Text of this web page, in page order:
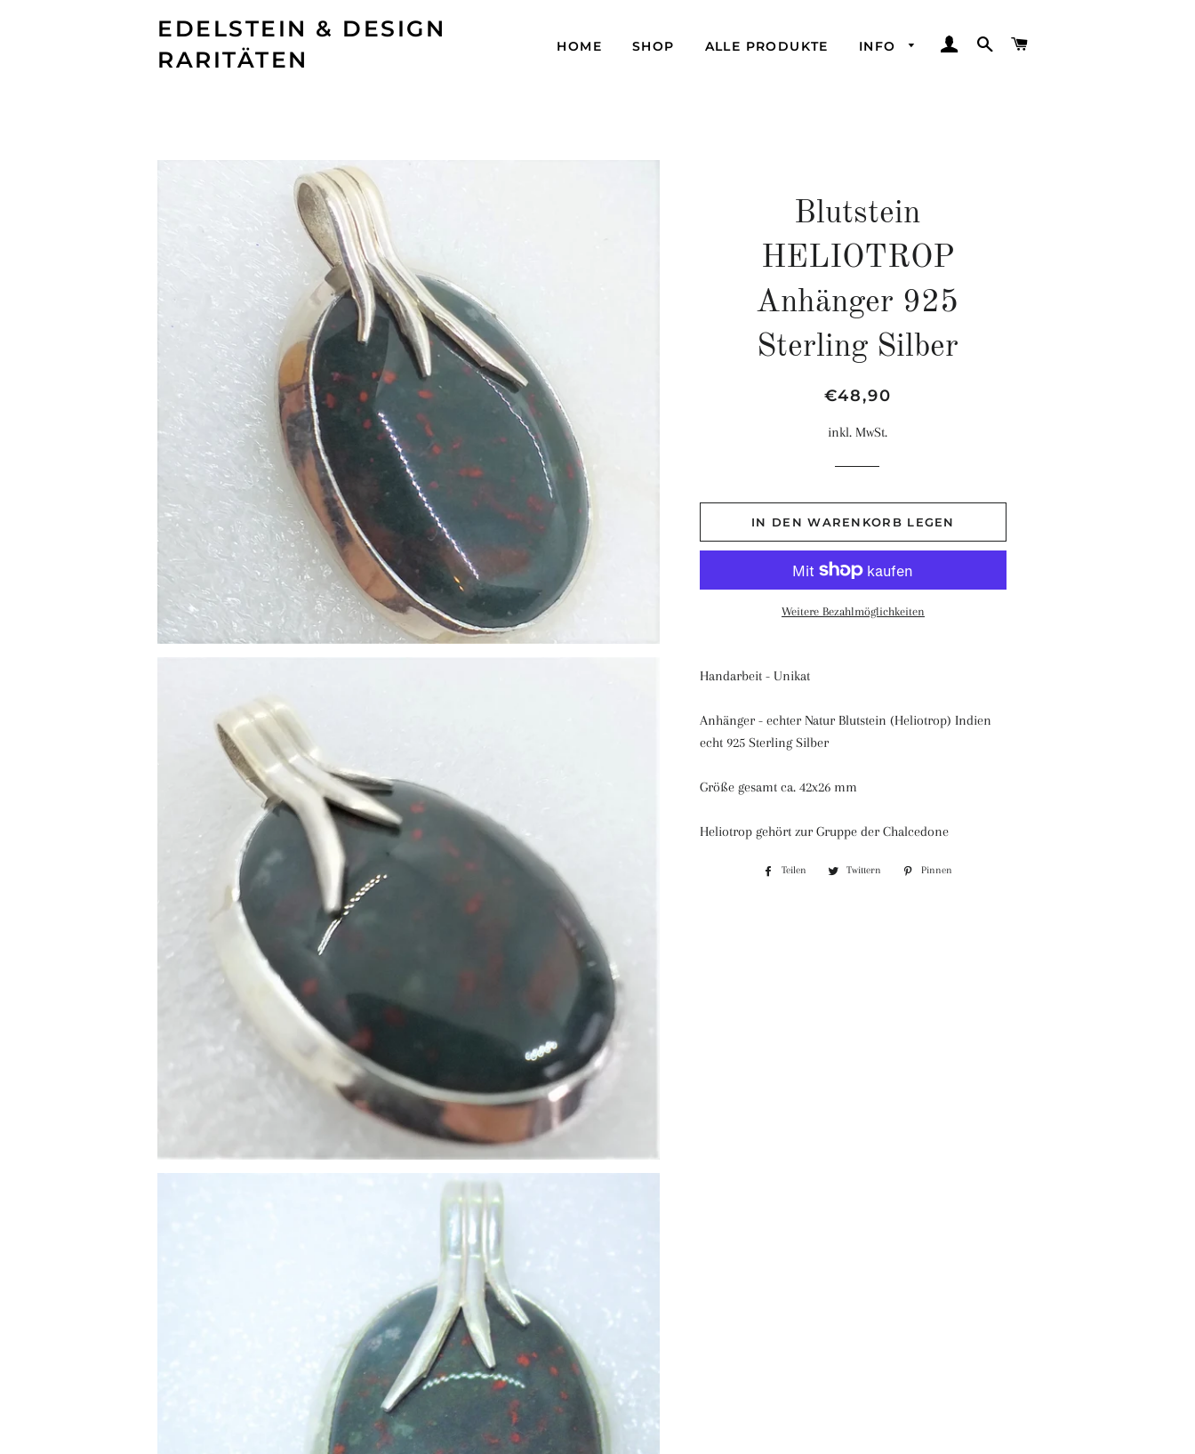
EDELSTEIN & DESIGN
RARITÄTEN
HOME SHOP ALLE PRODUKTE INFO EINLOGGEN
SUCHE
Blutstein
HELIOTROP
Anhänger 925
Sterling Silber
Normaler
Sonderpreis
€48,90
inkl. MwSt.
IN DEN WARENKORB LEGEN
Weitere Bezahlmöglichkeiten
Handarbeit - Unikat
Anhänger - echter Natur Blutstein (Heliotrop) Indien
echt 925 Sterling Silber
Größe gesamt ca. 42x26 mm
Heliotrop gehört zur Gruppe der Chalcedone
Teilen
Auf
Twittern
Auf
Pinnen